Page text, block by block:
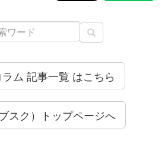
ム 記事一覧 はこちら
スク）トップページへ